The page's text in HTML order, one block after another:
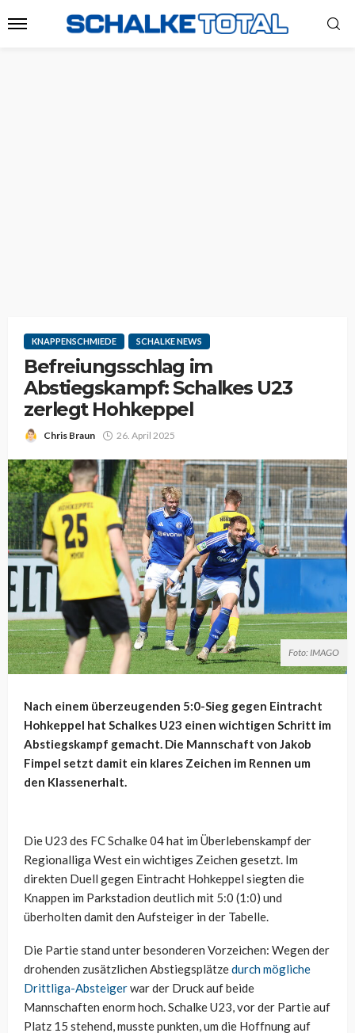
KNAPPENSCHMIEDE SCHALKE NEWS
Befreiungsschlag im
Abstiegskampf: Schalkes U23
zerlegt Hohkeppel
Chris Braun 26. April 2025
Foto: IMAGO
Nach einem überzeugenden 5:0-Sieg gegen Eintracht
Hohkeppel hat Schalkes U23 einen wichtigen Schritt im
Abstiegskampf gemacht. Die Mannschaft von Jakob
Fimpel setzt damit ein klares Zeichen im Rennen um
den Klassenerhalt.
Die U23 des FC Schalke 04 hat im Überlebenskampf der
Regionalliga West ein wichtiges Zeichen gesetzt. Im
direkten Duell gegen Eintracht Hohkeppel siegten die
Knappen im Parkstadion deutlich mit 5:0 (1:0) und
überholten damit den Aufsteiger in der Tabelle.
Die Partie stand unter besonderen Vorzeichen: Wegen der
drohenden zusätzlichen Abstiegsplätzedurch mögliche
Drittliga-Absteigerwar der Druck auf beide
Mannschaften enorm hoch. Schalke U23, vor der Partie auf
Platz 15 stehend, musste punkten, um die Hoffnung auf